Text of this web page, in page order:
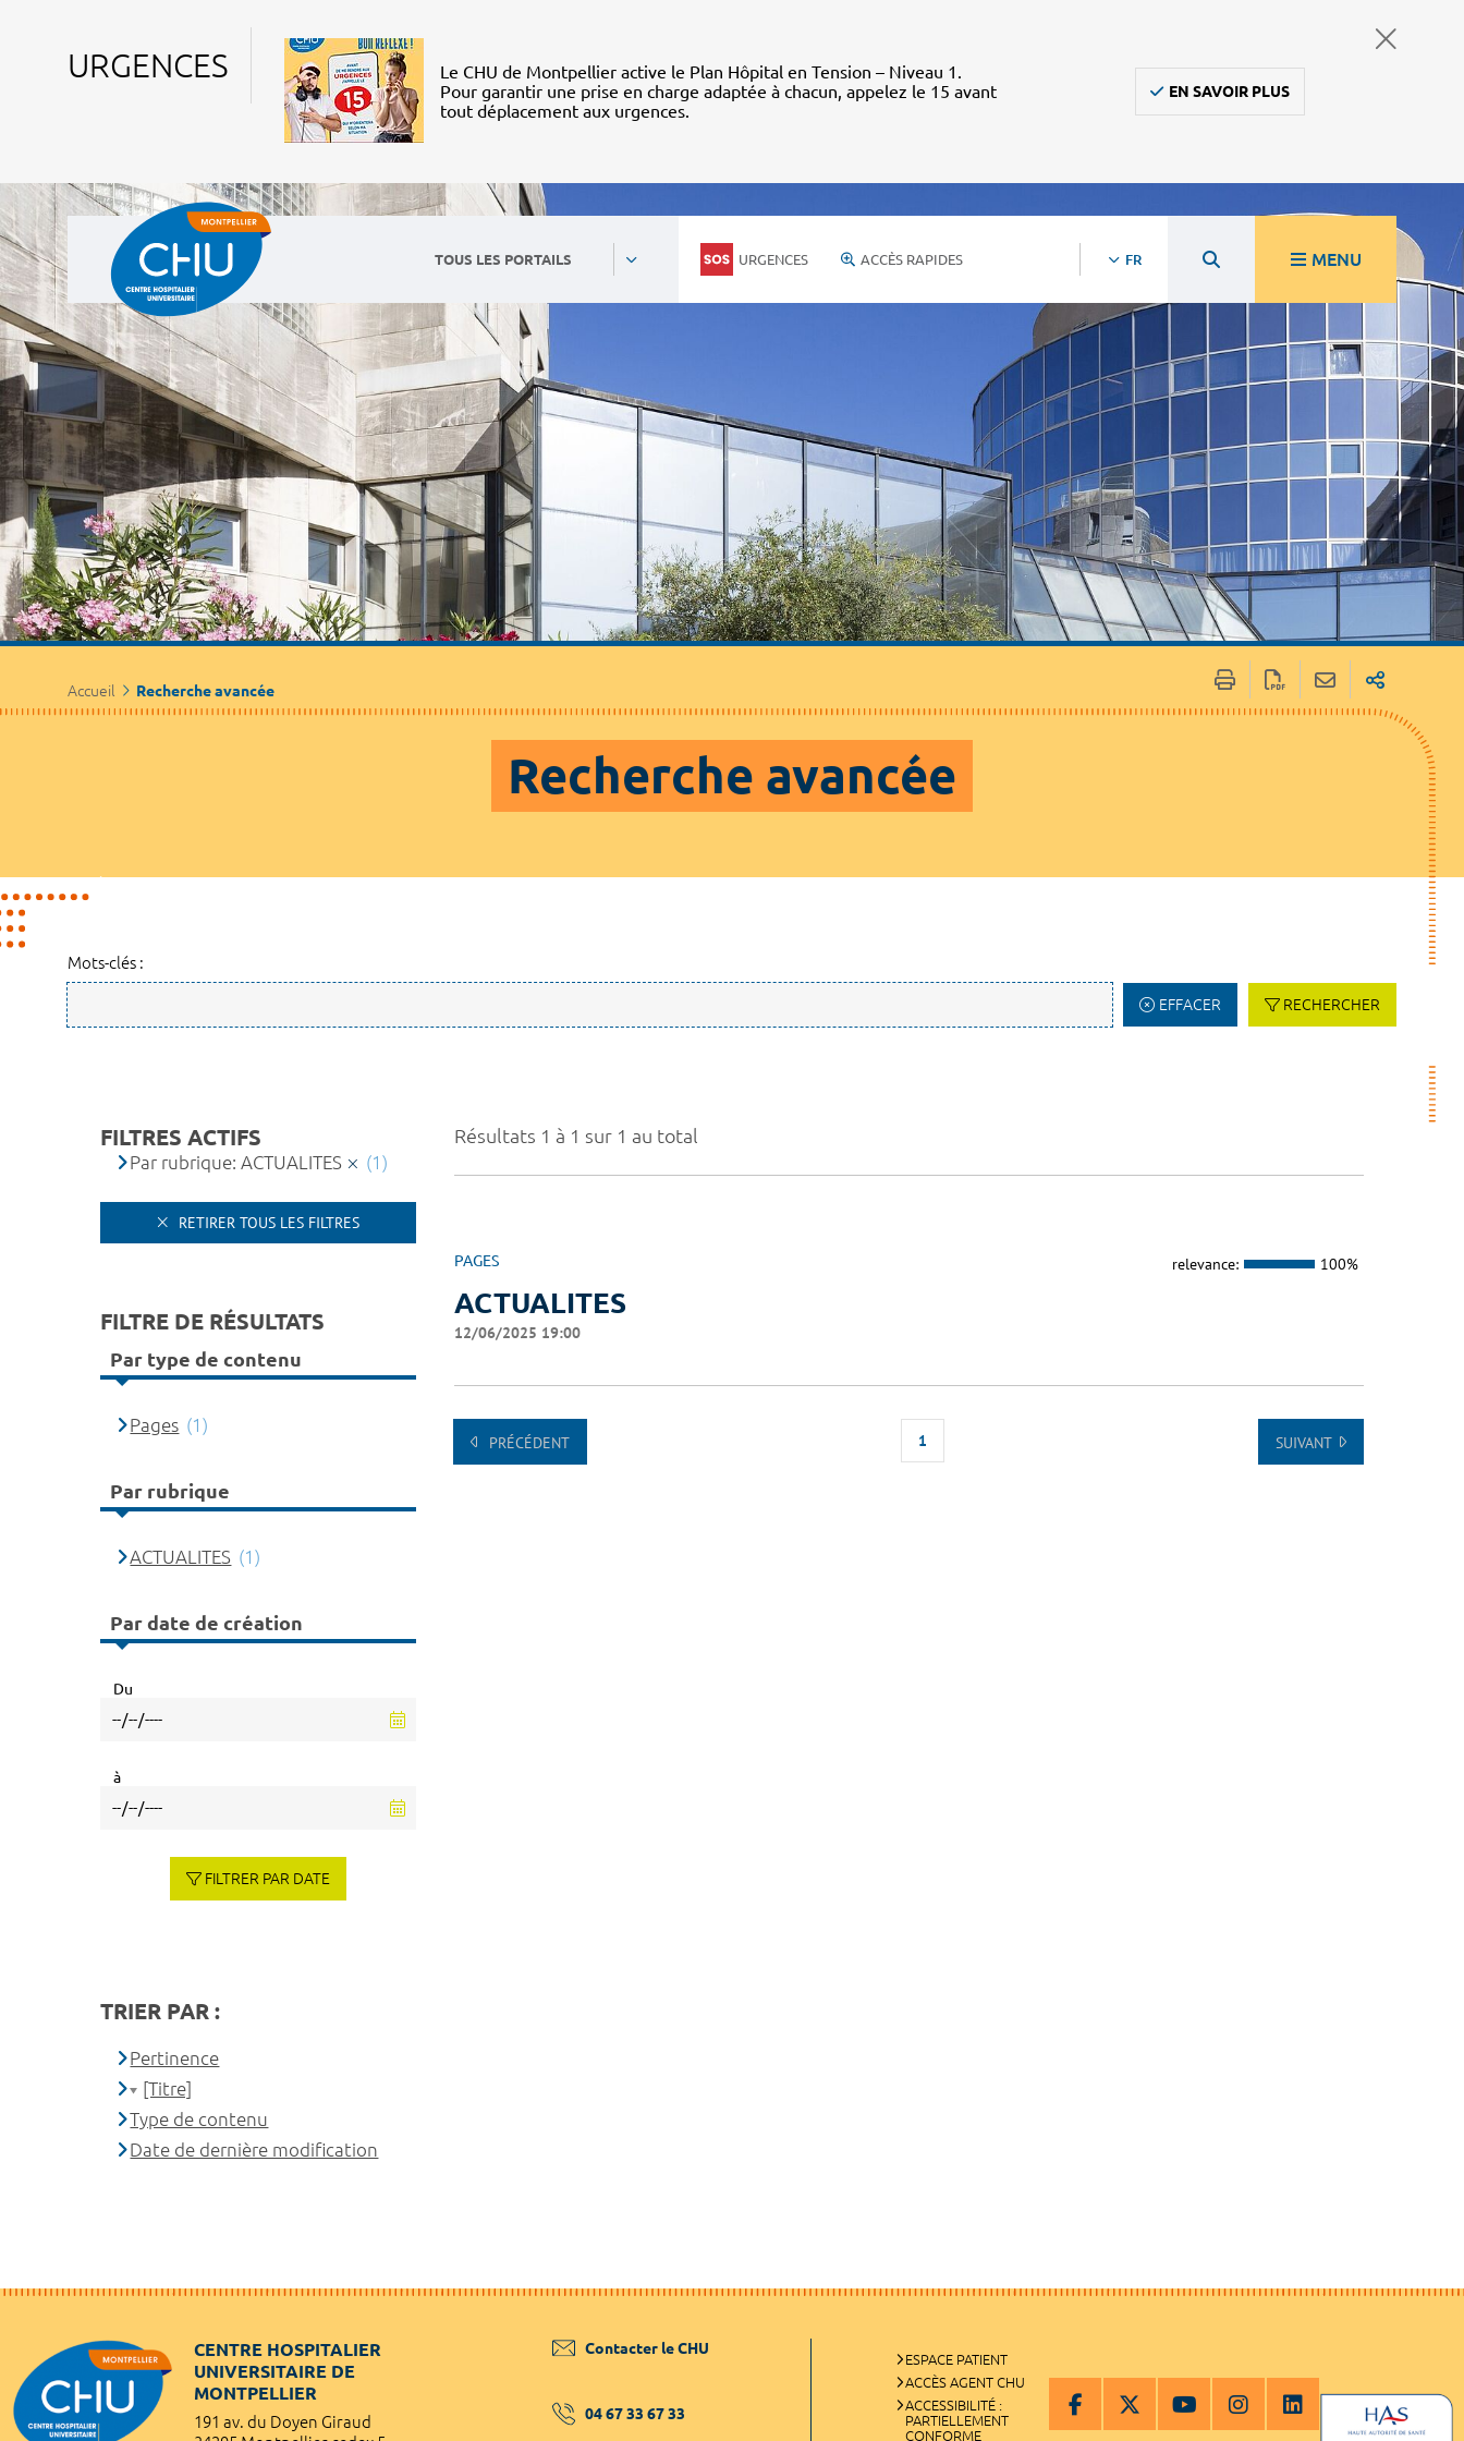
URGENCES
Le CHU de Montpellier active le Plan Hôpital en Tension – Niveau 1.
Pour garantir une prise en charge adaptée à chacun, appelez le 15 avant
tout déplacement aux urgences.
EN SAVOIR PLUS
TOUS LES PORTAILS URGENCES ACCÈS RAPIDES FR MENU
Accueil Recherche avancée
Recherche avancée
Mots-clés :
EFFACER RECHERCHER
Résultats 1 à 1 sur 1 au total
PAGES relevance: 100%
ACTUALITES
12/06/2025 19:00
PRÉCÉDENT 1 SUIVANT
FILTRES ACTIFS
Par rubrique: ACTUALITES (1)
RETIRER TOUS LES FILTRES
FILTRE DE RÉSULTATS
Par type de contenu
Pages (1)
Par rubrique
ACTUALITES (1)
Par date de création
Du
à
FILTRER PAR DATE
TRIER PAR :
Pertinence
[Titre]
Type de contenu
Date de dernière modification
CENTRE HOSPITALIER
UNIVERSITAIRE DE
MONTPELLIER
191 av. du Doyen Giraud
Contacter le CHU
04 67 33 67 33
ESPACE PATIENT
ACCÈS AGENT CHU
ACCESSIBILITÉ :
PARTIELLEMENT
CONFORME